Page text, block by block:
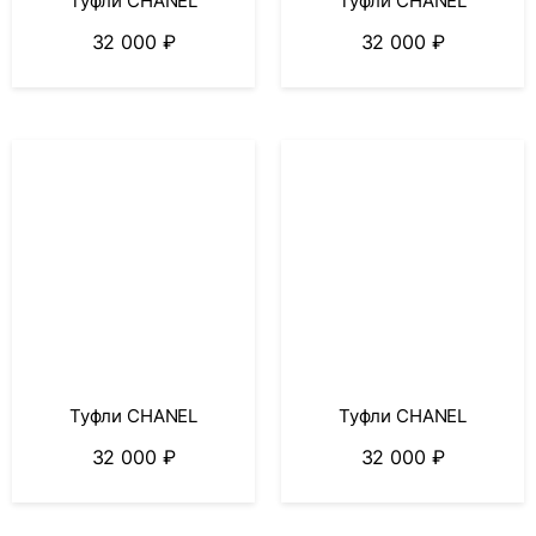
32 000 ₽ 32 000 ₽
Туфли CHANEL
32 000 ₽
Туфли CHANEL
32 000 ₽